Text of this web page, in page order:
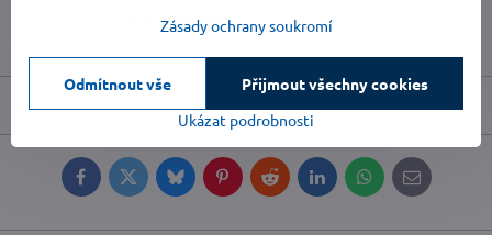
TR1120000044
Popis
FacebookTwitterBlueskyPinterestRedditLinkedInWhatsApp
E-
mail
Zásady ochrany soukromí
Ukázat podrobnosti
Přijmout všechny cookies
Odmítnout vše